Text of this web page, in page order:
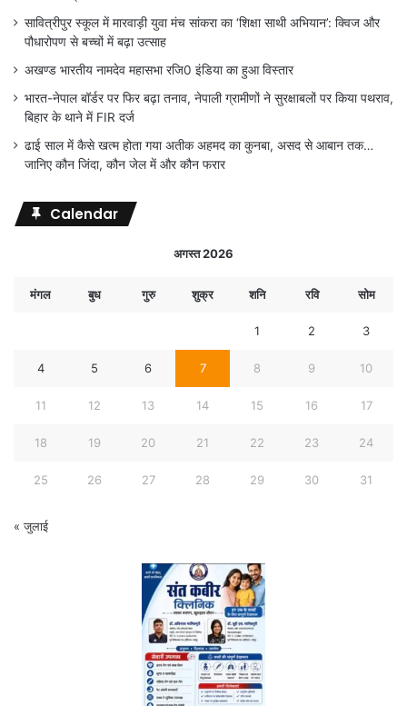
सावित्रीपुर स्कूल में मारवाड़ी युवा मंच सांकरा का ‘शिक्षा साथी अभियान’: क्विज और
पौधारोपण से बच्चों में बढ़ा उत्साह
अखण्ड भारतीय नामदेव महासभा रजि0 इंडिया का हुआ विस्तार
भारत-नेपाल बॉर्डर पर फिर बढ़ा तनाव, नेपाली ग्रामीणों ने सुरक्षाबलों पर किया पथराव,
बिहार के थाने में FIR दर्ज
ढाई साल में कैसे खत्म होता गया अतीक अहमद का कुनबा, असद से आबान तक…
जानिए कौन जिंदा, कौन जेल में और कौन फरार
Calendar
अगस्त 2026
मंगल बुध गुरु शुक्र शनि रवि सोम
1 2 3
4 5 6 7 8 9 10
11 12 13 14 15 16 17
18 19 20 21 22 23 24
25 26 27 28 29 30 31
« जुलाई